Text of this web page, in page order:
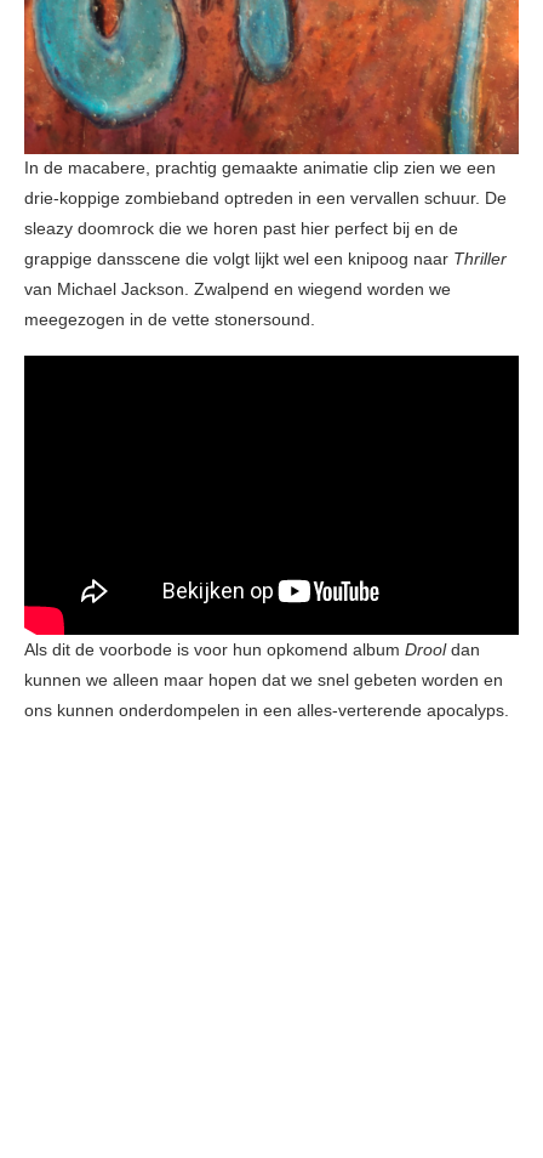
In de macabere, prachtig gemaakte animatie clip zien we een
drie-koppige zombieband optreden in een vervallen schuur. De
sleazy doomrock die we horen past hier perfect bij en de
grappige dansscene die volgt lijkt wel een knipoog naar Thriller
van Michael Jackson. Zwalpend en wiegend worden we
meegezogen in de vette stonersound.
Als dit de voorbode is voor hun opkomend album Drooldan
kunnen we alleen maar hopen dat we snel gebeten worden en
ons kunnen onderdompelen in een alles-verterende apocalyps.